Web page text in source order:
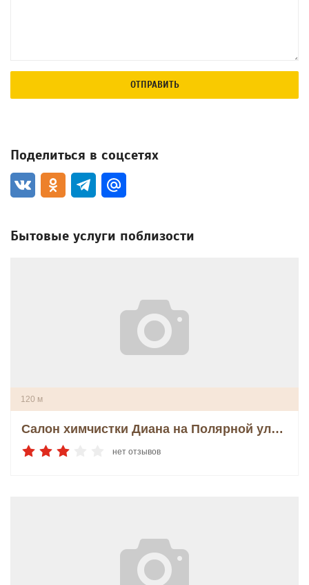
ОТПРАВИТЬ
Поделиться в соцсетях
Бытовые услуги поблизости
120 м
Салон химчистки Диана на Полярной улице
нет отзывов